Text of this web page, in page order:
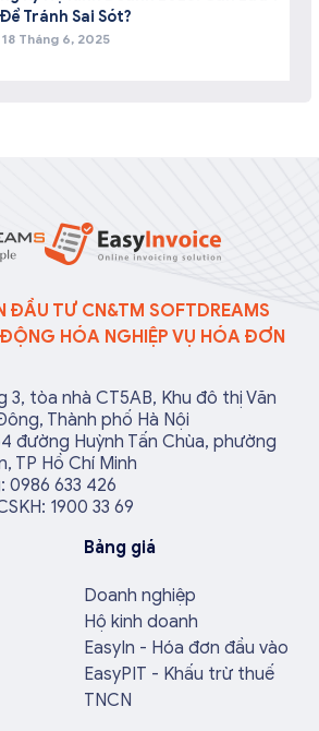
Tránh Sai Sót?
18 Tháng 6, 2025
ĐẦU TƯ CN&TM SOFTDREAMS
HÓA NGHIỆP VỤ HÓA ĐƠN
3, tòa nhà CT5AB, Khu đô thị Văn
Thành phố Hà Nội
đường Huỳnh Tấn Chùa, phường
TP Hồ Chí Minh
0986 633 426
1900 33 69
Bảng giá
Doanh nghiệp
Hộ kinh doanh
EasyIn - Hóa đơn đầu vào
EasyPIT - Khấu trừ thuế
TNCN